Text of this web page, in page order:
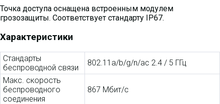
Точка доступа оснащена встроенным модулем
грозозащиты. Соответствует стандарту IP67.
Характеристики
Стандарты
беспроводной связи
802.11a/b/g/n/ac 2.4 / 5 ГГц
Макс. скорость
беспроводного
соединения
867 Мбит/с